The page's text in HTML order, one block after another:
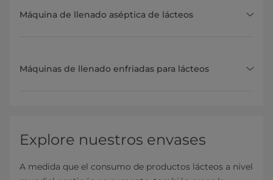
Máquina de llenado aséptica de lácteos
Máquinas de llenado enfriadas para lácteos
Explore nuestros envases
A medida que el consumo de productos lácteos a nivel